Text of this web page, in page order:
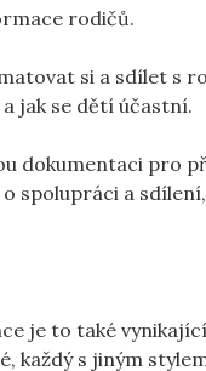
rodičů.
si a ‍sdílet s
jak se ⁤dětí účastní.
‍dokumentaci pro
spolupráci a⁣
je‌ to také
s jiným